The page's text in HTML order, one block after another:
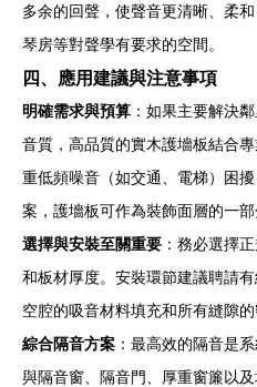
多余的回聲，使聲音更清晰、柔
琴房等對聲學有要求的空間。
四、應用建議與注意事項
明確需求與預算 ：如果主要解決
音質，高品質的實木護墻板結合
重低頻噪音（如交通、電梯）困
案，護墻板可作為裝飾面層的一部
選擇與安裝至關重要 ：務必選擇
和板材厚度。安裝環節建議聘請
空腔的吸音材料填充和所有縫隙的
綜合隔音方案 ：最高效的隔音是
與隔音窗、隔音門、厚重窗簾以